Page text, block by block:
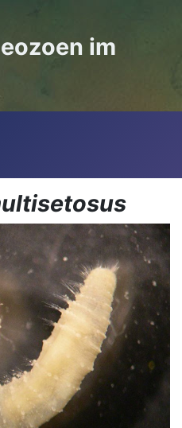
im